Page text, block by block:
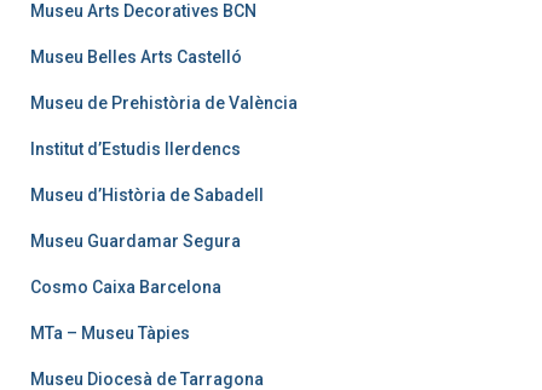
Museu Arts Decoratives BCN
Museu Belles Arts Castelló
Museu de Prehistòria de València
Institut d’Estudis Ilerdencs
Museu d’Història de Sabadell
Museu Guardamar Segura
Cosmo Caixa Barcelona
MTa – Museu Tàpies
Museu Diocesà de Tarragona